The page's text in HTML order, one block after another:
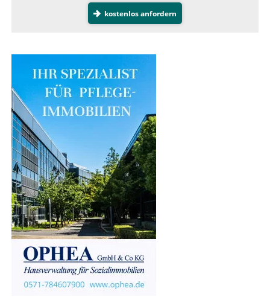
kostenlos anfordern